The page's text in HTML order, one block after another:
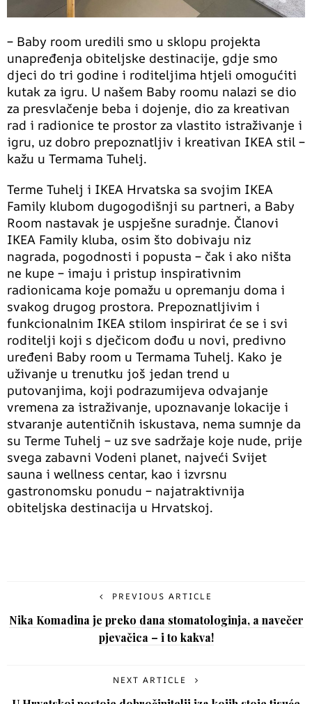
– Baby room uredili smo u sklopu projekta
unapređenja obiteljske destinacije, gdje smo
djeci do tri godine i roditeljima htjeli omogućiti
kutak za igru. U našem Baby roomu nalazi se dio
za presvlačenje beba i dojenje, dio za kreativan
rad i radionice te prostor za vlastito istraživanje i
igru, uz dobro prepoznatljiv i kreativan IKEA stil –
kažu u Termama Tuhelj.
Terme Tuhelj i IKEA Hrvatska sa svojim IKEA
Family klubom dugogodišnji su partneri, a Baby
Room nastavak je uspješne suradnje. Članovi
IKEA Family kluba, osim što dobivaju niz
nagrada, pogodnosti i popusta – čak i ako ništa
ne kupe – imaju i pristup inspirativnim
radionicama koje pomažu u opremanju doma i
svakog drugog prostora. Prepoznatljivim i
funkcionalnim IKEA stilom inspirirat će se i svi
roditelji koji s dječicom dođu u novi, predivno
uređeni Baby room u Termama Tuhelj. Kako je
uživanje u trenutku još jedan trend u
putovanjima, koji podrazumijeva odvajanje
vremena za istraživanje, upoznavanje lokacije i
stvaranje autentičnih iskustava, nema sumnje da
su Terme Tuhelj – uz sve sadržaje koje nude, prije
svega zabavni Vodeni planet, najveći Svijet
sauna i wellness centar, kao i izvrsnu
gastronomsku ponudu – najatraktivnija
obiteljska destinacija u Hrvatskoj.
PREVIOUS ARTICLE
Nika Komadina je preko dana stomatologinja, a navečer
pjevačica – i to kakva!
NEXT ARTICLE